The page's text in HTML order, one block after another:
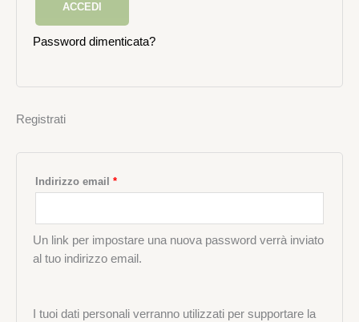
ACCEDI
Password dimenticata?
Registrati
Indirizzo email *
Un link per impostare una nuova password verrà inviato
al tuo indirizzo email.
I tuoi dati personali verranno utilizzati per supportare la